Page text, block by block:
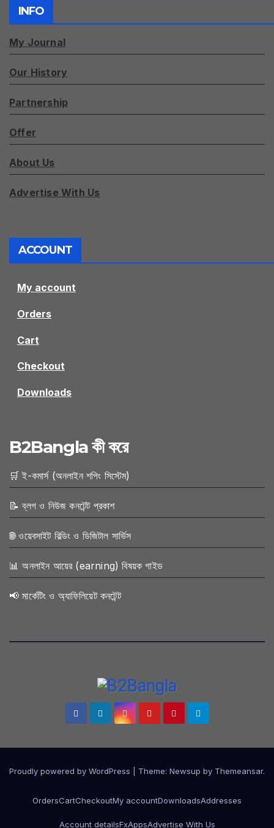
INFO
My Journal
Our History
Partnership
Offer
About Us
Advertise With Us
ACCOUNT
My account
Orders
Cart
Checkout
Downloads
B2Bangla কী করে
🛒 ই-কমার্স (অনলাইন শপিং সিস্টেম)
📝 ব্লগ ও নিউজ কনটেন্ট প্রকাশ
🌐 ওয়েবসাইট বিল্ডিং ও ডিজিটাল সার্ভিস
📊 অনলাইন আয়ের (earning) বিষয়ক গাইড
📢 মার্কেটিং ও অ্যাফিলিয়েট কনটেন্ট
Proudly powered by WordPress Theme: Newsup by Themeansar.
OrdersCartCheckoutMy accountDownloadsAddresses
Account detailsFxAppsAdvertise With Us